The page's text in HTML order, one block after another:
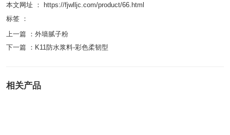
本文网址 ： https://fjwlljc.com/product/66.html
标签 ：
上一篇 ： 外墙腻子粉
下一篇 ： K11防水浆料-彩色柔韧型
相关产品